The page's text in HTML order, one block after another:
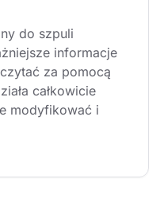
do szpuli
informacje
za pomocą
całkowicie
modyfikować i